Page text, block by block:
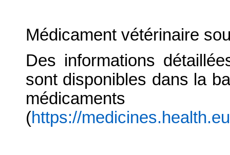
Médicament vétérinaire
Des informations
sont disponibles dans la
médicaments
(https://